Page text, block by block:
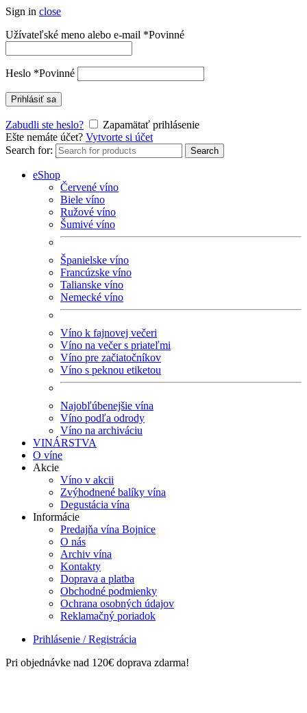
Sign in close
Užívateľské meno alebo e-mail *Povinné
Heslo *Povinné
Prihlásiť sa
Zabudli ste heslo?
Zapamätať prihlásenie
Ešte nemáte účet? Vytvorte si účet
Search for:
Search
eShop
Červené víno
Biele víno
Ružové víno
Šumivé víno
Španielske víno
Francúzske víno
Talianske víno
Nemecké víno
Víno k fajnovej večeri
Víno na večer s priateľmi
Víno pre začiatočníkov
Víno s peknou etiketou
Najobľúbenejšie vína
Víno podľa odrody
Víno na archiváciu
VINÁRSTVA
O víne
Akcie
Víno v akcii
Zvýhodnené balíky vína
Degustácia vína
Informácie
Predajňa vína Bojnice
O nás
Archiv vína
Kontakty
Doprava a platba
Obchodné podmienky
Ochrana osobných údajov
Reklamačný poriadok
Prihlásenie / Registrácia
Pri objednávke nad 120€ doprava zdarma!